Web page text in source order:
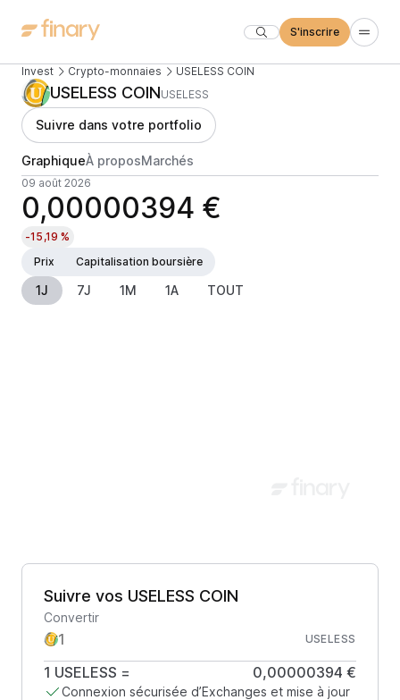
S'inscrire
Invest Crypto-monnaies USELESS COIN
USELESS COINUSELESS
Suivre dans votre portfolio
GraphiqueÀ proposMarchés
09 août 2026
0,00000394 €
-15,19 %
Prix
Capitalisation boursière
1J 7J 1M 1A TOUT
Suivre vos USELESS COIN
Convertir
USELESS
1 USELESS = 0,00000394 €
Connexion sécurisée d’Exchanges et mise à jour